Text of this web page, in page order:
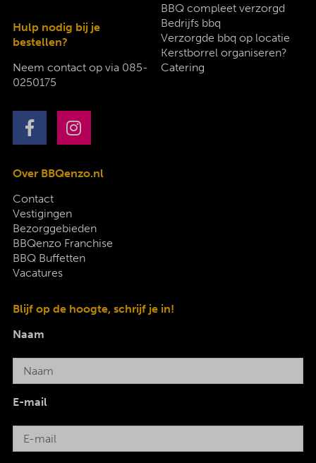
Hulp nodig bij je
bestellen?
Neem contact op via 085-
0250175
BBQ compleet verzorgd
Bedrijfs bbq
Verzorgde bbq op locatie
Kerstborrel organiseren?
Catering
Over BBQenzo.nl
Contact
Vestigingen
Bezorggebieden
BBQenzo Franchise
BBQ Buffetten
Vacatures
Blijf op de hoogte, schrijf je in!
Naam
E-mail